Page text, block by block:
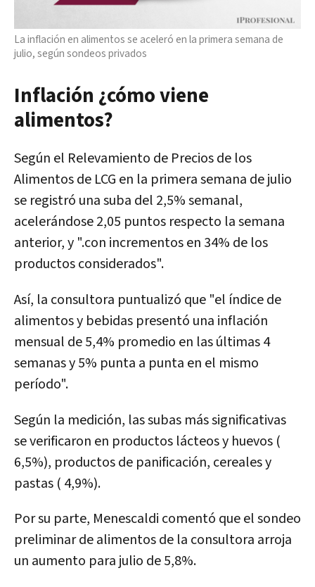
La inflación en alimentos se aceleró en la primera semana de
julio, según sondeos privados
Inflación ¿cómo viene
alimentos?
Según el Relevamiento de Precios de los
Alimentos de LCG en la primera semana de julio
se registró una suba del 2,5% semanal,
acelerándose 2,05 puntos respecto la semana
anterior, y ".con incrementos en 34% de los
productos considerados".
Así, la consultora puntualizó que "el índice de
alimentos y bebidas presentó una inflación
mensual de 5,4% promedio en las últimas 4
semanas y 5% punta a punta en el mismo
período".
Según la medición, las subas más significativas
se verificaron en productos lácteos y huevos (
6,5%), productos de panificación, cereales y
pastas ( 4,9%).
Por su parte, Menescaldi comentó que el sondeo
preliminar de alimentos de la consultora arroja
un aumento para julio de 5,8%.